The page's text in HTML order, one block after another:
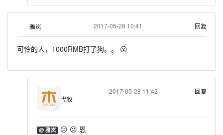
雅岚 2017-05-28 10:41 回复
可怜的人，1000RMB打了狗。。 😮
弋牧
2017-05-28 11:42 回复
@ 雅岚 😕 😕 恩